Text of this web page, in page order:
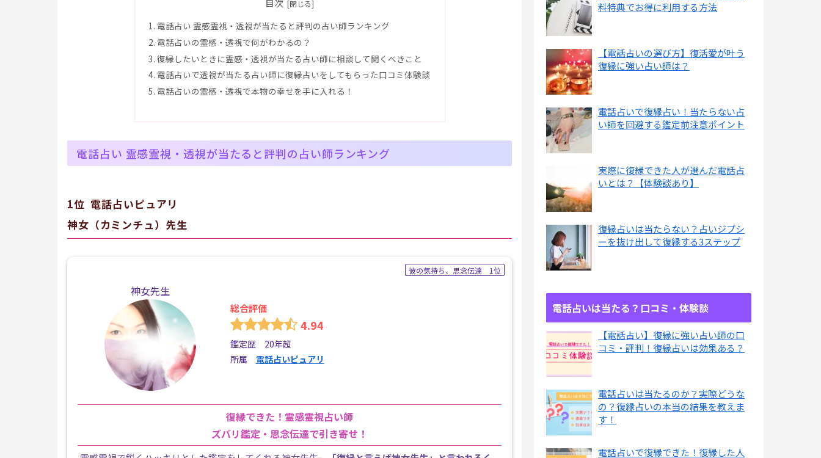
電話占い 霊感霊視・透視が当たると評判の占い師ランキング
電話占いの霊感・透視で何がわかるの？
復縁したいときに霊感・透視が当たる占い師に相談して聞くべきこと
電話占いで透視が当たる占い師に復縁占いをしてもらった口コミ体験談
電話占いの霊感・透視で本物の幸せを手に入れる！
電話占い 霊感霊視・透視が当たると評判の占い師ランキング
1位 電話占いピュアリ
神女（カミンチュ）先生
彼の気持ち、思念伝達 1位
神女先生
総合評価
4.94
鑑定歴 20年超
所属 電話占いピュアリ
復縁できた！霊感霊視占い師
ズバリ鑑定・思念伝達で引き寄せ！
料特典でお得に利用する方法
【電話占いの選び方】復活愛が叶う
復縁に強い占い師は？
電話占いで復縁占い！当たらない占
い師を回避する鑑定前注意ポイント
実際に復縁できた人が選んだ電話占
いとは？【体験談あり】
復縁占いは当たらない？占いジプシ
ーを抜け出して復縁する3ステップ
電話占いは当たる？口コミ・体験談
【電話占い】復縁に強い占い師の口
コミ・評判！復縁占いは効果ある？
電話占いは当たるのか？実際どうな
の？復縁占いの本当の結果を教えま
す！
電話占いで復縁できた！復縁した人